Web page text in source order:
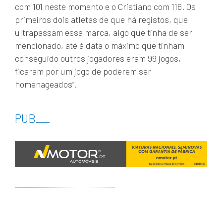
com 101 neste momento e o Cristiano com 116. Os
primeiros dois atletas de que há registos, que
ultrapassam essa marca, algo que tinha de ser
mencionado, até à data o máximo que tinham
conseguido outros jogadores eram 99 jogos,
ficaram por um jogo de poderem ser
homenageados”.
PUB